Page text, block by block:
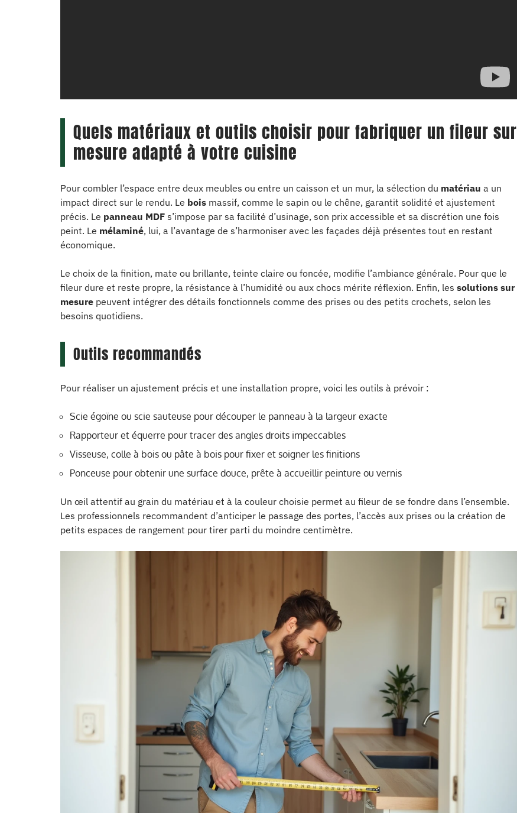
Quels matériaux et outils choisir pour fabriquer un fileur sur
mesure adapté à votre cuisine
Pour combler l’espace entre deux meubles ou entre un caisson et un mur, la sélection du matériau a un
impact direct sur le rendu. Le bois massif, comme le sapin ou le chêne, garantit solidité et ajustement
précis. Le panneau MDF s’impose par sa facilité d’usinage, son prix accessible et sa discrétion une fois
peint. Le mélaminé, lui, a l’avantage de s’harmoniser avec les façades déjà présentes tout en restant
économique.
Le choix de la finition, mate ou brillante, teinte claire ou foncée, modifie l’ambiance générale. Pour que le
fileur dure et reste propre, la résistance à l’humidité ou aux chocs mérite réflexion. Enfin, les solutions sur
mesure peuvent intégrer des détails fonctionnels comme des prises ou des petits crochets, selon les
besoins quotidiens.
Outils recommandés
Pour réaliser un ajustement précis et une installation propre, voici les outils à prévoir :
Scie égoïne ou scie sauteuse pour découper le panneau à la largeur exacte
Rapporteur et équerre pour tracer des angles droits impeccables
Visseuse, colle à bois ou pâte à bois pour fixer et soigner les finitions
Ponceuse pour obtenir une surface douce, prête à accueillir peinture ou vernis
Un œil attentif au grain du matériau et à la couleur choisie permet au fileur de se fondre dans l’ensemble.
Les professionnels recommandent d’anticiper le passage des portes, l’accès aux prises ou la création de
petits espaces de rangement pour tirer parti du moindre centimètre.